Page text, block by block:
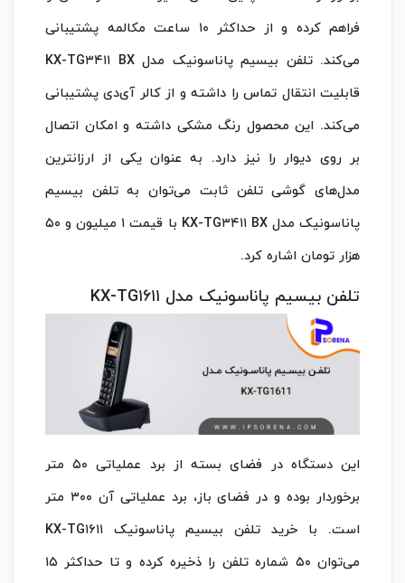
فراهم کرده و از حداکثر ۱۰ ساعت مکالمه پشتیبانی
می‌کند. تلفن بیسیم پاناسونیک مدل KX-TG۳۴۱۱ BX
قابلیت انتقال تماس را داشته و از کالر آی‌دی پشتیبانی
می‌کند. این محصول رنگ مشکی داشته و امکان اتصال
بر روی دیوار را نیز دارد. به عنوان یکی از ارزانترین
مدل‌های گوشی تلفن ثابت می‌توان به تلفن بیسیم
پاناسونیک مدل KX-TG۳۴۱۱ BX با قیمت ۱ میلیون و ۵۰
هزار تومان اشاره کرد.
تلفن بیسیم پاناسونیک مدل KX-TG۱۶۱۱
این دستگاه در فضای بسته از برد عملیاتی ۵۰ متر
برخوردار بوده و در فضای باز، برد عملیاتی آن ۳۰۰ متر
است. با خرید تلفن بیسیم پاناسونیک KX-TG۱۶۱۱
می‌توان ۵۰ شماره تلفن را ذخیره کرده و تا حداکثر ۱۵